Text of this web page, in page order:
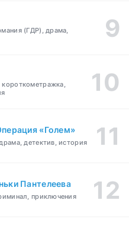
(ГДР), драма,
«Голем»
детектив, история
Пантелеева
приключения